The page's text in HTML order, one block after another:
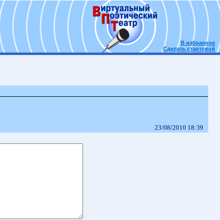
В избранное
Сделать стартовой
23/08/2010 18:39